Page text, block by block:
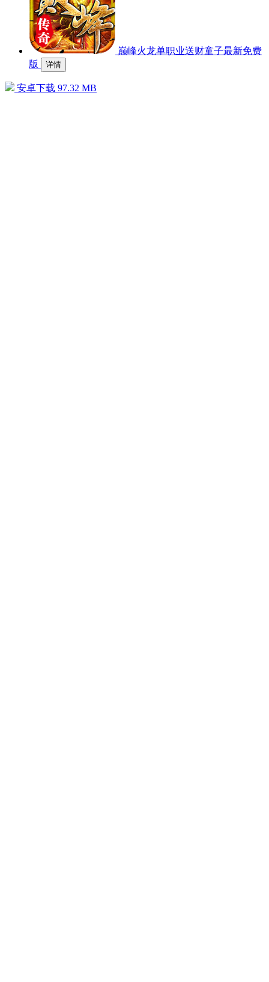
巅峰火龙单职业送财童子最新免费
版
详情
安卓下载 97.32 MB